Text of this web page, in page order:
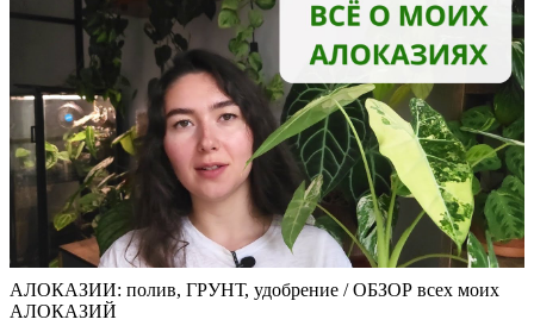
АЛОКАЗИИ: полив, ГРУНТ, удобрение / ОБЗОР всех моих
АЛОКАЗИЙ